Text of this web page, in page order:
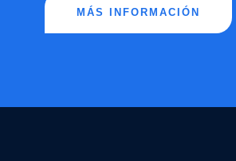
MÁS INFORMACIÓN